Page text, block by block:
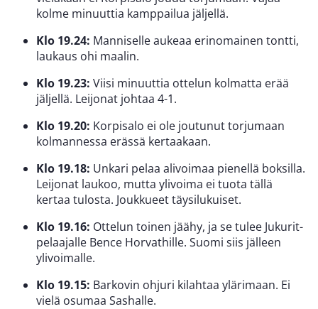
kolme minuuttia kamppailua jäljellä.
Klo 19.24: Manniselle aukeaa erinomainen tontti,
laukaus ohi maalin.
Klo 19.23: Viisi minuuttia ottelun kolmatta erää
jäljellä. Leijonat johtaa 4-1.
Klo 19.20: Korpisalo ei ole joutunut torjumaan
kolmannessa erässä kertaakaan.
Klo 19.18: Unkari pelaa alivoimaa pienellä boksilla.
Leijonat laukoo, mutta ylivoima ei tuota tällä
kertaa tulosta. Joukkueet täysilukuiset.
Klo 19.16: Ottelun toinen jäähy, ja se tulee Jukurit-
pelaajalle Bence Horvathille. Suomi siis jälleen
ylivoimalle.
Klo 19.15: Barkovin ohjuri kilahtaa ylärimaan. Ei
vielä osumaa Sashalle.